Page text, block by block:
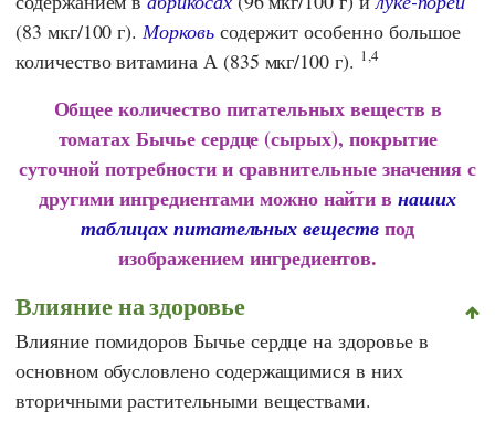
(83 мкг/100 г).Морковьсодержит особенно большое
количество витамина А (835 мкг/100 г). 1,4
Общее количество питательных веществ в
томатах Бычье сердце (сырых), покрытие
суточной потребности и сравнительные значения с
другими ингредиентами можно найти внаших
таблицах питательных веществпод
изображением ингредиентов.
Влияние на здоровье
Влияние помидоров Бычье сердце на здоровье в
основном обусловлено содержащимися в них
вторичными растительными веществами.